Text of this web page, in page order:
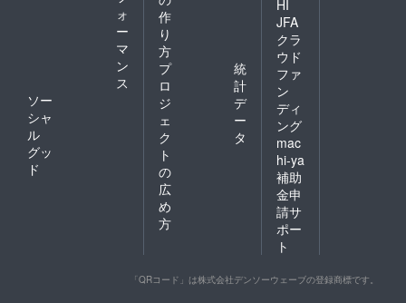
ォ
ー
マ
ン
ス
ソー
シャ
ル
グッ
ド
作
り
方
プ
ロ
ジ
ェ
ク
ト
の
広
め
方
統
計
デ
ー
タ
HI
JFA
クラ
ウド
ファ
ン
ディ
ング
mac
hi-ya
補助
金申
請サ
ポー
ト
「QRコード」は株式会社デンソーウェーブの登録商標です。